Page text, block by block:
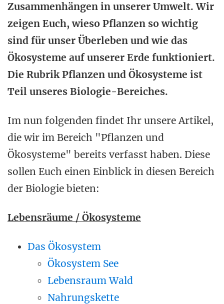
Zusammenhängen in unserer Umwelt. Wir
zeigen Euch, wieso Pflanzen so wichtig
sind für unser Überleben und wie das
Ökosysteme auf unserer Erde funktioniert.
Die Rubrik Pflanzen und Ökosysteme ist
Teil unseres Biologie-Bereiches.
Im nun folgenden findet Ihr unsere Artikel,
die wir im Bereich "Pflanzen und
Ökosysteme" bereits verfasst haben. Diese
sollen Euch einen Einblick in diesen Bereich
der Biologie bieten:
Lebensräume / Ökosysteme
Das Ökosystem
Ökosystem See
Lebensraum Wald
Nahrungskette